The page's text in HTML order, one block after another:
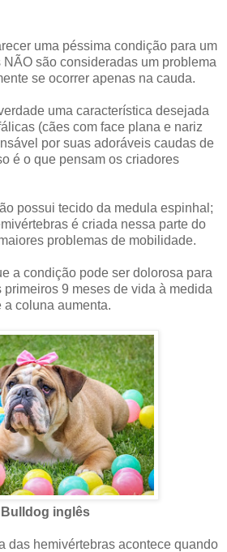
uma péssima condição para um
NÃO são consideradas um problema
se ocorrer apenas na cauda.
uma característica desejada
(cães com face plana e nariz
por suas adoráveis ​​caudas de
é o que pensam os criadores
possui tecido da medula espinhal;
é criada nessa parte do
problemas de mobilidade.
a condição pode ser dolorosa para
9 meses de vida à medida
a coluna aumenta.
Bulldog inglês
das hemivértebras acontece quando